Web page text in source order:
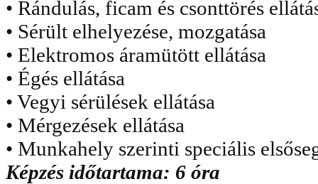
• Rándulás, ficam és csonttörés
• Sérült elhelyezése, mozgatása
• Elektromos áramütött ellátása
• Égés ellátása
• Vegyi sérülések ellátása
• Mérgezések ellátása
• Munkahely szerinti speciális
Képzés időtartama: 6 óra